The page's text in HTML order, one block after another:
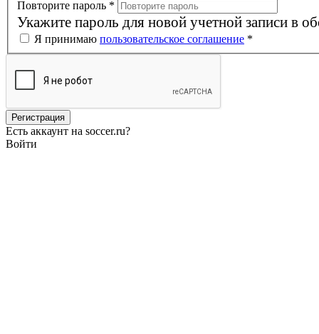
Повторите пароль *
Укажите пароль для новой учетной записи в
Я принимаю пользовательское соглашение *
Есть аккаунт на soccer.ru?
Войти